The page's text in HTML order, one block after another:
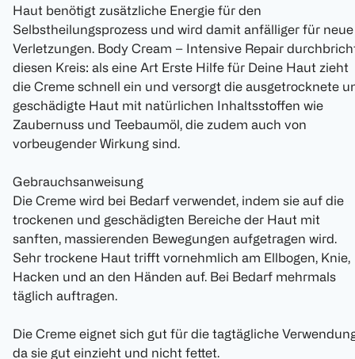
Haut benötigt zusätzliche Energie für den
Selbstheilungsprozess und wird damit anfälliger für neue
Verletzungen. Body Cream – Intensive Repair
diesen Kreis: als eine Art Erste Hilfe für Deine Haut zieht
die Creme schnell ein und versorgt die ausgetrocknete
geschädigte Haut mit natürlichen Inhaltsstoffen wie
Zaubernuss und Teebaumöl, die zudem auch von
vorbeugender Wirkung sind.
Gebrauchsanweisung
Die Creme wird bei Bedarf verwendet, indem sie auf die
trockenen und geschädigten Bereiche der Haut mit
sanften, massierenden Bewegungen aufgetragen wird.
Sehr trockene Haut trifft vornehmlich am Ellbogen, Knie,
Hacken und an den Händen auf. Bei Bedarf mehrmals
täglich auftragen.
Die Creme eignet sich gut für die tagtägliche
da sie gut einzieht und nicht fettet.